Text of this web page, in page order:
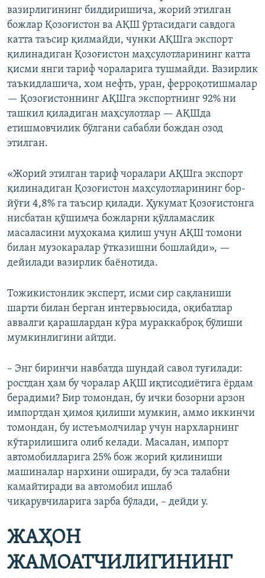
720p 1080p
720p
1080p
вазирлигининг билдиришича, жорий этилган
божлар Қозоғистон ва АҚШ ўртасидаги савдога
катта таъсир қилмайди, чунки АҚШга экспорт
қилинадиган Қозоғистон маҳсулотларининг катта
қисми янги тариф чораларига тушмайди. Вазирлик
таъкидлашича, хом нефть, уран, ферроқотишмалар
— Қозоғистоннинг АҚШга экспортнинг 92% ни
ташкил қиладиган маҳсулотлар — АҚШда
етишмовчилик бўлгани сабабли бождан озод
этилган.
«Жорий этилган тариф чоралари АҚШга экспорт
қилинадиган Қозоғистон маҳсулотларининг бор-
йўғи 4,8% га таъсир қилади. Ҳукумат Қозоғистонга
нисбатан қўшимча божларни қўлламаслик
масаласини муҳокама қилиш учун АҚШ томони
билан музокаралар ўтказишни бошлайди», —
дейилади вазирлик баёнотида.
Тожикистонлик эксперт, исми сир сақланиши
шарти билан берган интервьюсида, оқибатлар
аввалги қарашлардан кўра мураккаброқ бўлиши
мумкинлигини айтди.
– Энг биринчи навбатда шундай савол туғилади:
ростдан ҳам бу чоралар АҚШ иқтисодиётига ёрдам
берадими? Бир томондан, бу ички бозорни арзон
импортдан ҳимоя қилиши мумкин, аммо иккинчи
томондан, бу истеъмолчилар учун нархларнинг
кўтарилишига олиб келади. Масалан, импорт
автомобилларига 25% бож жорий қилиниши
машиналар нархини оширади, бу эса талабни
камайтиради ва автомобил ишлаб
чиқарувчиларига зарба бўлади, – дейди у.
ЖАҲОН
ЖАМОАТЧИЛИГИНИНГ